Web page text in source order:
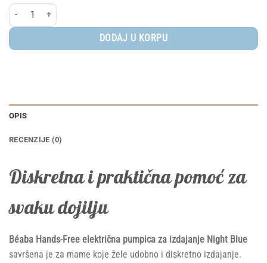
Béaba® Hands-Free električna pumpica za izdajanje – Night Blue količina
DODAJ U KORPU
OPIS
RECENZIJE (0)
Diskretna i praktična pomoć za
svaku dojilju
Béaba Hands-Free električna pumpica za izdajanje Night Blue
savršena je za mame koje žele udobno i diskretno izdajanje.